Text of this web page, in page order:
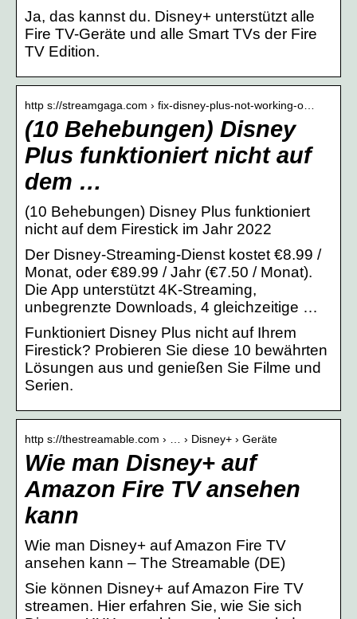
Ja, das kannst du. Disney+ unterstützt alle
Fire TV-Geräte und alle Smart TVs der Fire
TV Edition.
http s://streamgaga.com › fix-disney-plus-not-working-o…
(10 Behebungen) Disney
Plus funktioniert nicht auf
dem …
(10 Behebungen) Disney Plus funktioniert
nicht auf dem Firestick im Jahr 2022
Der Disney-Streaming-Dienst kostet €8.99 /
Monat, oder €89.99 / Jahr (€7.50 / Monat).
Die App unterstützt 4K-Streaming,
unbegrenzte Downloads, 4 gleichzeitige …
Funktioniert Disney Plus nicht auf Ihrem
Firestick? Probieren Sie diese 10 bewährten
Lösungen aus und genießen Sie Filme und
Serien.
http s://thestreamable.com › … › Disney+ › Geräte
Wie man Disney+ auf
Amazon Fire TV ansehen
kann
Wie man Disney+ auf Amazon Fire TV
ansehen kann – The Streamable (DE)
Sie können Disney+ auf Amazon Fire TV
streamen. Hier erfahren Sie, wie Sie sich